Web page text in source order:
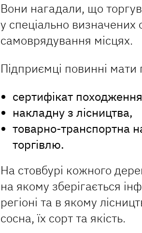
Вони нагадали, що
у спеціально визначених
самоврядування місцях.
Підприємці повинні мати
сертифікат
накладну з лісництва,
товарно-транспортна
торгівлю.
На стовбурі кожного
на якому зберігається
регіоні та в якому
сосна, їх сорт та якість.